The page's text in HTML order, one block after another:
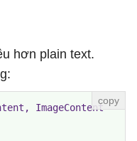
hơn plain text.
ImageContent